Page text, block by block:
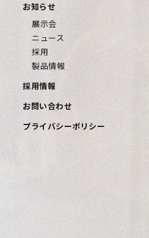
お知らせ
展示会
ニュース
採用
製品情報
採用情報
お問い合わせ
プライバシーポリシー